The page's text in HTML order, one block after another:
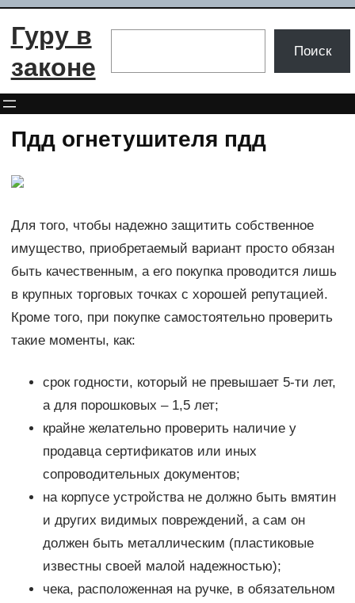
Перейти
Гуру в
законе
Поиск
Пдд огнетушителя пдд
Для того, чтобы надежно защитить собственное
имущество, приобретаемый вариант просто обязан
быть качественным, а его покупка проводится лишь
в крупных торговых точках с хорошей репутацией.
Кроме того, при покупке самостоятельно проверить
такие моменты, как:
срок годности, который не превышает 5-ти лет,
а для порошковых – 1,5 лет;
крайне желательно проверить наличие у
продавца сертификатов или иных
сопроводительных документов;
на корпусе устройства не должно быть вмятин
и других видимых повреждений, а сам он
должен быть металлическим (пластиковые
известны своей малой надежностью);
чека, расположенная на ручке, в обязательном